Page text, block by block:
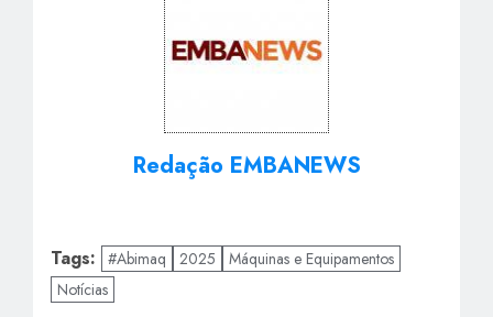
Redação EMBANEWS
Tags: #Abimaq 2025
Máquinas e Equipamentos
Notícias